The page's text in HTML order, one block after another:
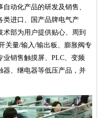
动化产品的研发及销售、
类进口、国产品牌电气产
部为用户提供贴心、周到
关量/输入/输出板、膨胀阀专
业销售触摸屏、PLC、变频
器、继电器等低压产品，并